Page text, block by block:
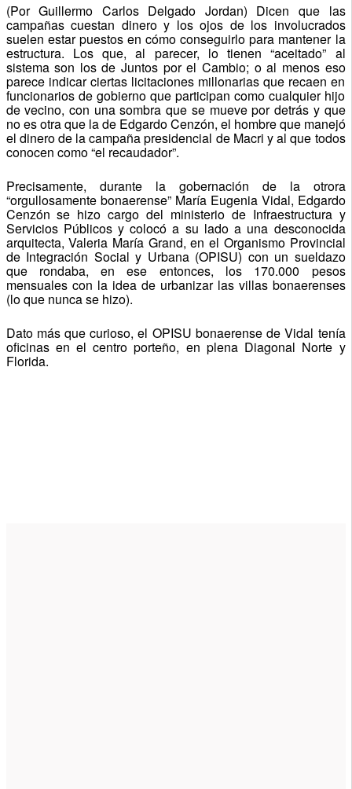
(Por Guillermo Carlos Delgado Jordan) Dicen que las
campañas cuestan dinero y los ojos de los involucrados
suelen estar puestos en cómo conseguirlo para mantener la
estructura. Los que, al parecer, lo tienen “aceitado” al
sistema son los de Juntos por el Cambio; o al menos eso
parece indicar ciertas licitaciones millonarias que recaen en
funcionarios de gobierno que participan como cualquier hijo
de vecino, con una sombra que se mueve por detrás y que
no es otra que la de Edgardo Cenzón, el hombre que manejó
el dinero de la campaña presidencial de Macri y al que todos
conocen como “el recaudador”.
Precisamente, durante la gobernación de la otrora
“orgullosamente bonaerense” María Eugenia Vidal, Edgardo
Cenzón se hizo cargo del ministerio de Infraestructura y
Servicios Públicos y colocó a su lado a una desconocida
arquitecta, Valeria María Grand, en el Organismo Provincial
de Integración Social y Urbana (OPISU) con un sueldazo
que rondaba, en ese entonces, los 170.000 pesos
mensuales con la idea de urbanizar las villas bonaerenses
(lo que nunca se hizo).
Dato más que curioso, el OPISU bonaerense de Vidal tenía
oficinas en el centro porteño, en plena Diagonal Norte y
Florida.